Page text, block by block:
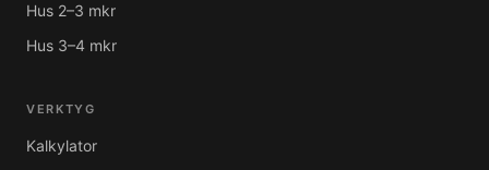
Hus 2–3 mkr
Hus 3–4 mkr
VERKTYG
Kalkylator